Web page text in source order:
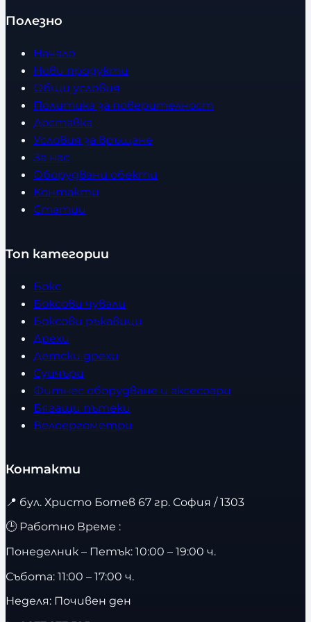
Полезно
Начало
Нови продукти
Общи условия
Политика за поверителност
Доставка
Условия за връщане
За нас
Оборудвани обекти
Контакти
Статии
Топ категории
Бокс
Боксови чували
Боксови ръкавици
Дрехи
Детски дрехи
Суичъри
Фитнес оборудване и аксесоари
Бягащи пътеки
Велоергометри
Контакти
📍 бул. Христо Ботев 67 гр. София / 1303
🕒 Работно Време :
Понеделник – Петък: 10:00 – 19:00 ч.
Събота: 11:00 – 17:00 ч.
Неделя: Почивен ден